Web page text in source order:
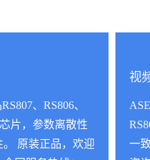
、RS806、
片，参数离散性
原装正品，欢迎
视
一